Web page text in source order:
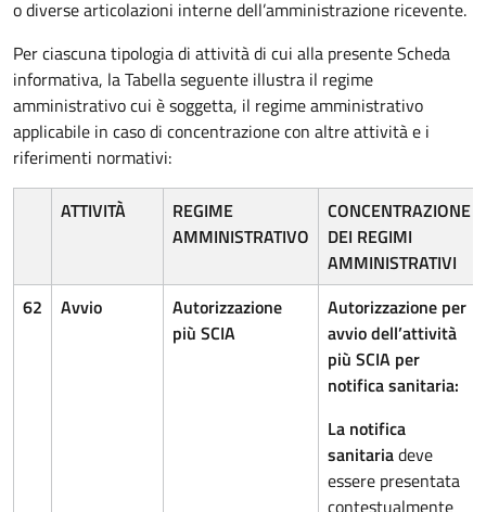
o diverse articolazioni interne dell’amministrazione ricevente.
Per ciascuna tipologia di attività di cui alla presente Scheda
informativa, la Tabella seguente illustra il regime
amministrativo cui è soggetta, il regime amministrativo
applicabile in caso di concentrazione con altre attività e i
riferimenti normativi:
ATTIVITÀ
REGIME
AMMINISTRATIVO
CONCENTRAZIONE
DEI REGIMI
AMMINISTRATIVI
62
Avvio
Autorizzazione
più SCIA
Autorizzazione per
avvio dell’attività
più SCIA per
notifica sanitaria:
La notifica
sanitariadeve
essere presentata
contestualmente